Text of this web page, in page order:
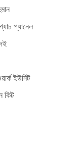
প্যানেল
ইউনিট
কিট